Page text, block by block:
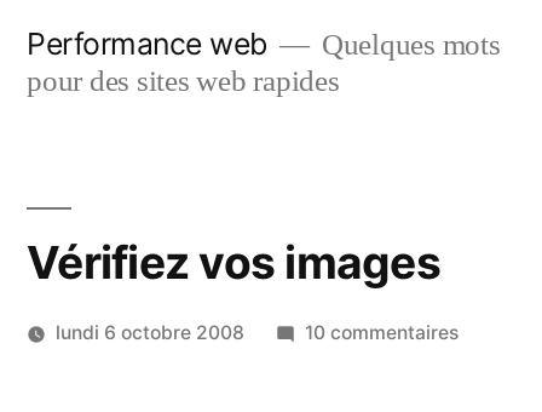
Performance web
Quelques mots
pour des sites web rapides
Vérifiez vos images
lundi 6 octobre 2008 10 commentairessur